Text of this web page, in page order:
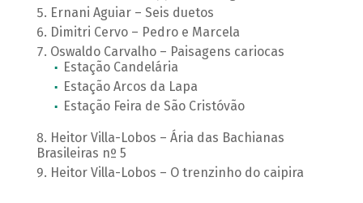
Ernani Aguiar – Seis duetos
Dimitri Cervo – Pedro e Marcela
Oswaldo Carvalho – Paisagens cariocas
Estação Candelária
Estação Arcos da Lapa
Estação Feira de São Cristóvão
Heitor Villa-Lobos – Ária das Bachianas
Brasileiras nº 5
Heitor Villa-Lobos – O trenzinho do caipira